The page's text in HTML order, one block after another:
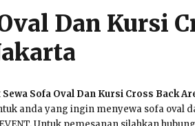
Dan Kursi
Sewa Sofa Oval Dan Kursi Cross Back
anda yang ingin menyewa sofa oval